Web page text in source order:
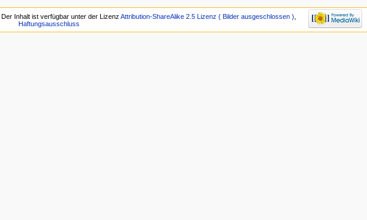
Der Inhalt ist verfügbar unter der LizenzAttribution-ShareAlike 2.5 Lizenz ( Bilder ausgeschlossen )
Haftungsausschluss